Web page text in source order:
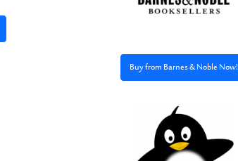
Buy from Barnes & Noble Now!